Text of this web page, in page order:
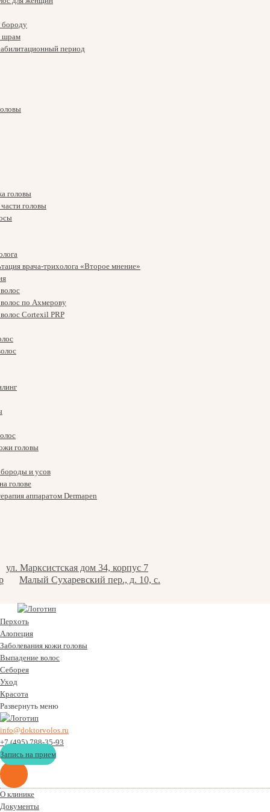
бороду
шрам
период
головы
головы
врача-трихолога «Второе мнение»
по Ахмерову
Cortexil PRP
головы
и усов
голове
аппаратом Dermapen
ул. Марксистская дом 34, корпус 7
Малый Сухаревский пер., д. 10, с.
Перхоть
Алопеция
Заболевания кожи головы
Выпадение волос
Cеборея
Уход
Красота
Развернуть меню
info@doktorvolos.ru
+7(495)788-35-93
Запись на прием
О клинике
Документы